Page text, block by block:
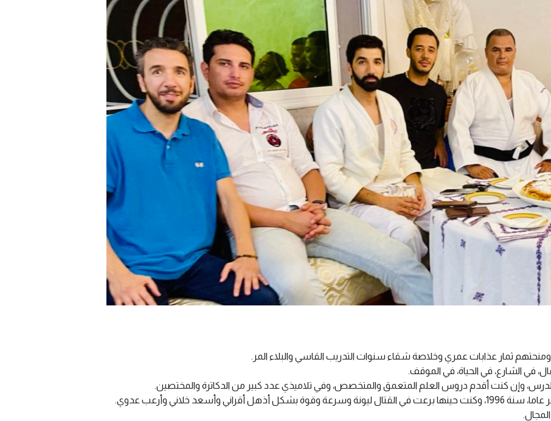
ثمار عذابات عمري وخلاصة شقاء سنوات التدريب القاسي والبلاء المر.
في الشارع، في الحياة، في الموقف.
وإن كنت أقدم دروس العلم المتعمق والمتخصص، وفي تلاميذي عدد كبير من الدكاترة والمختصين.
وأسعد خلاني وأرعب عدوي.